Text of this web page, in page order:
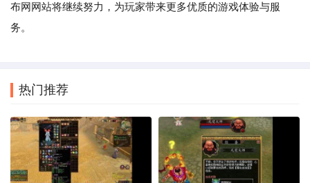
布网网站将继续努力，为玩家带来更多优质的游戏体验与服
务。
热门推荐